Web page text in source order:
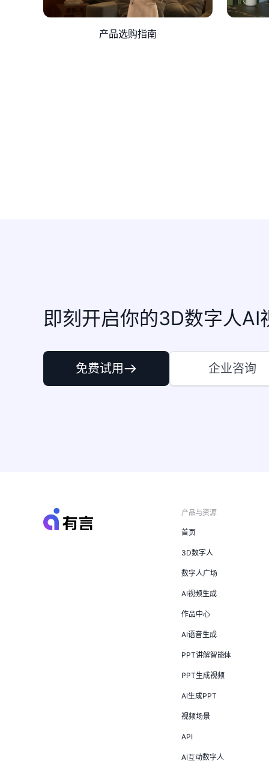
产品选购指南
即刻开启你的3D数字人AI
免费试用 企业咨询
产品与资源
首页
3D数字人
数字人广场
AI视频生成
作品中心
AI语音生成
PPT讲解智能体
PPT生成视频
AI生成PPT
视频场景
API
AI互动数字人